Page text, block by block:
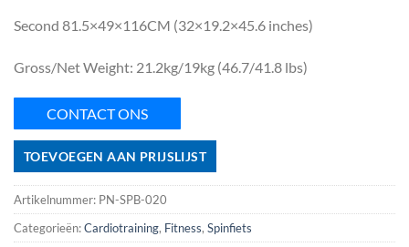
Second 81.5×49×116CM (32×19.2×45.6 inches)
Gross/Net Weight: 21.2kg/19kg (46.7/41.8 lbs)
CONTACT ONS
TOEVOEGEN AAN PRIJSLIJST
Artikelnummer: PN-SPB-020
Categorieën:Cardiotraining, Fitness, Spinfiets